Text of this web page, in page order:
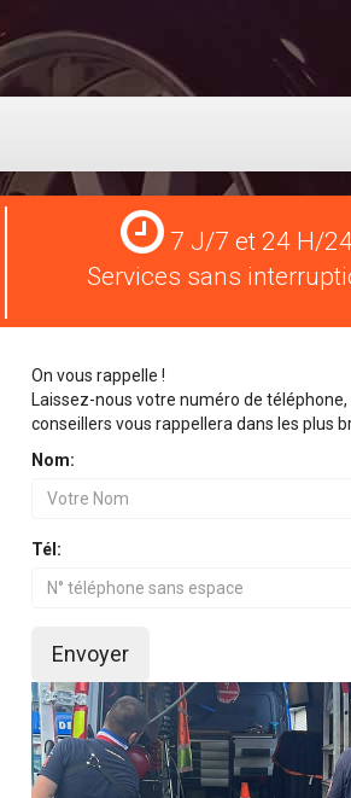
Services
24
H/24
7 J/7 et 24 H/
Services sans
On vous rappelle !
Laissez-nous votre numéro de téléphone,
conseillers vous rappellera dans les plus
Nom:
Tél:
Envoyer